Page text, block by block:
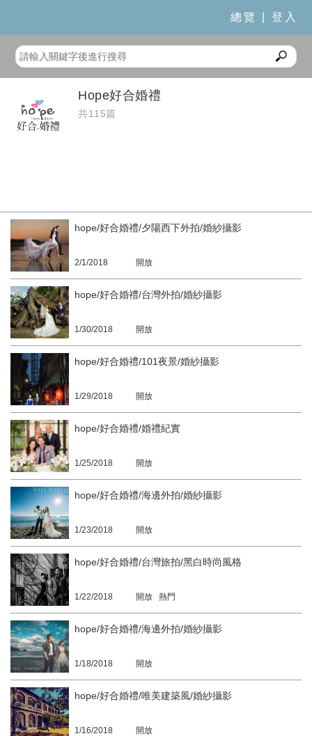
總覽 登入
Hope好合婚禮
共115篇
hope/好合婚禮/夕陽西下外拍/婚紗攝影
2/1/2018 開放
hope/好合婚禮/台灣外拍/婚紗攝影
1/30/2018 開放
hope/好合婚禮/101夜景/婚紗攝影
1/29/2018 開放
hope/好合婚禮/婚禮紀實
1/25/2018 開放
hope/好合婚禮/海邊外拍/婚紗攝影
1/23/2018 開放
hope/好合婚禮/台灣旅拍/黑白時尚風格
1/22/2018 開放 熱門
hope/好合婚禮/海邊外拍/婚紗攝影
1/18/2018 開放
hope/好合婚禮/唯美建築風/婚紗攝影
1/16/2018 開放